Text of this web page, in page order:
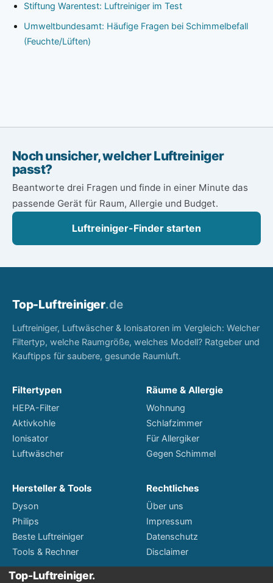
Stiftung Warentest: Luftreiniger im Test
Umweltbundesamt: Häufige Fragen bei Schimmelbefall
(Feuchte/Lüften)
Noch unsicher, welcher Luftreiniger
passt?
Beantworte drei Fragen und finde in einer Minute das
passende Gerät für Raum, Allergie und Budget.
Luftreiniger-Finder starten
Top-Luftreiniger.de
Luftreiniger, Luftwäscher & Ionisatoren im Vergleich: Welcher
Filtertyp, welche Raumgröße, welches Modell? Ratgeber und
Kauftipps für saubere, gesunde Raumluft.
Filtertypen
HEPA-Filter
Aktivkohle
Ionisator
Luftwäscher
Räume & Allergie
Wohnung
Schlafzimmer
Für Allergiker
Gegen Schimmel
Hersteller & Tools
Dyson
Philips
Beste Luftreiniger
Tools & Rechner
Rechtliches
Über uns
Impressum
Datenschutz
Disclaimer